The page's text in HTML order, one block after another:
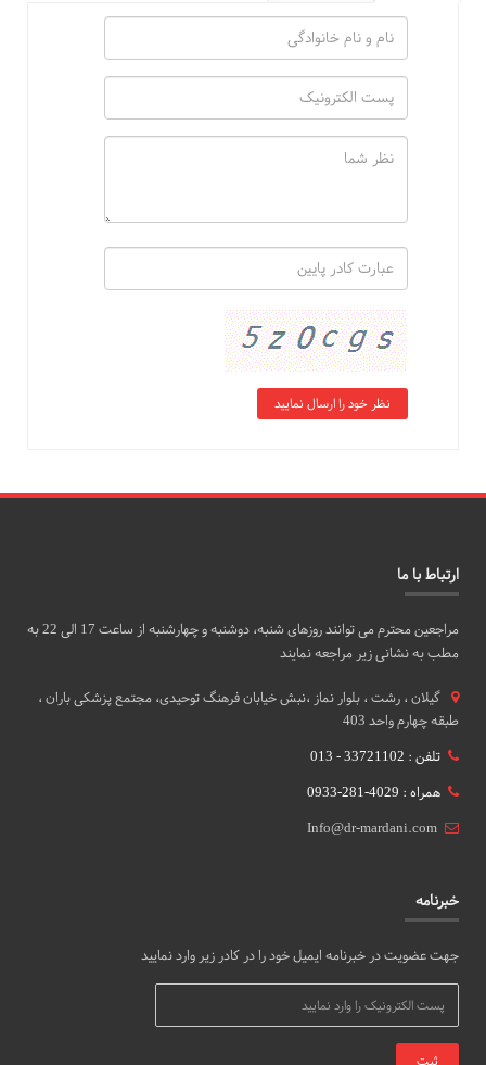
ارتباط با ما
مراجعین محترم می توانند روزهای شنبه، دوشنبه و چهارشنبه از ساعت 17 الی 22 به
مطب به نشانی زیر مراجعه نمایند
گيلان ، رشت ، بلوار نماز ،نبش خیابان فرهنگ توحیدی، مجتمع پزشکی باران ،
طبقه چهارم واحد 403
تلفن : 33721102 - 013
همراه : 4029-281-0933
Info@dr-mardani.com
خبرنامه
جهت عضویت در خبرنامه ایمیل خود را در کادر زیر وارد نمایید